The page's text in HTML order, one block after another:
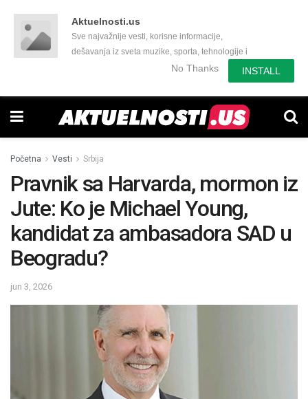
Aktuelnosti.us
Sve najvažnije vesti, korisne informacije,
dešavanja iz sveta muzike, sporta, tehnologije i
još mnogo toga zanimljivog.No Thanks INSTALL
Početna Vesti Srbija
Pravnik sa Harvarda, mormon iz
Jute: Ko je Michael Young,
kandidat za ambasadora SAD u
Beogradu?
jun 3, 2026